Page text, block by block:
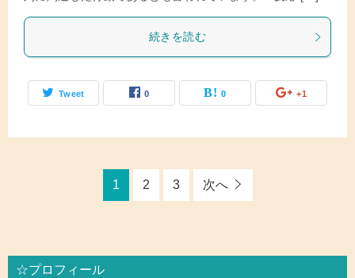
続きを読む
Tweet 0 0 +1
1 2 3 次へ
☆プロフィール